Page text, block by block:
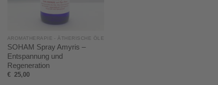
AROMATHERAPIE - ÄTHERISCHE ÖLE
SOHAM Spray Amyris –
Entspannung und
Regeneration
€ 25,00